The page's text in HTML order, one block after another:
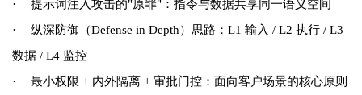
·
提示词注入攻击的"原罪"：指令与数据共享同一语义空间
·
纵深防御（Defense in Depth）思路：L1 输入 / L2 执行 / L3
数据 / L4 监控
·
最小权限 + 内外隔离 + 审批门控：面向客户场景的核心原则